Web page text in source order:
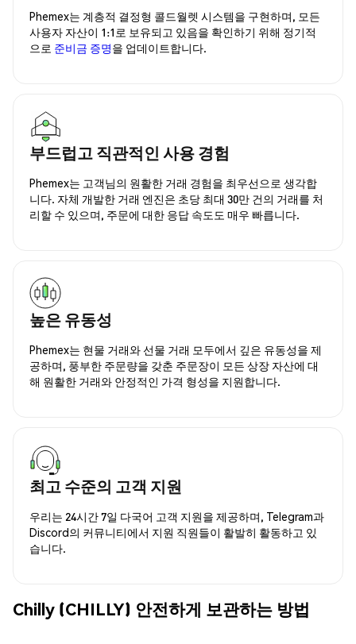
Phemex는 계층적 결정형 콜드월렛 시스템을 구현하며, 모든
사용자 자산이 1:1로 보유되고 있음을 확인하기 위해 정기적
으로 준비금 증명을 업데이트합니다.
부드럽고 직관적인 사용 경험
Phemex는 고객님의 원활한 거래 경험을 최우선으로 생각합
니다. 자체 개발한 거래 엔진은 초당 최대 30만 건의 거래를 처
리할 수 있으며, 주문에 대한 응답 속도도 매우 빠릅니다.
높은 유동성
Phemex는 현물 거래와 선물 거래 모두에서 깊은 유동성을 제
공하며, 풍부한 주문량을 갖춘 주문장이 모든 상장 자산에 대
해 원활한 거래와 안정적인 가격 형성을 지원합니다.
최고 수준의 고객 지원
우리는 24시간 7일 다국어 고객 지원을 제공하며, Telegram과
Discord의 커뮤니티에서 지원 직원들이 활발히 활동하고 있
습니다.
Chilly (CHILLY) 안전하게 보관하는 방법